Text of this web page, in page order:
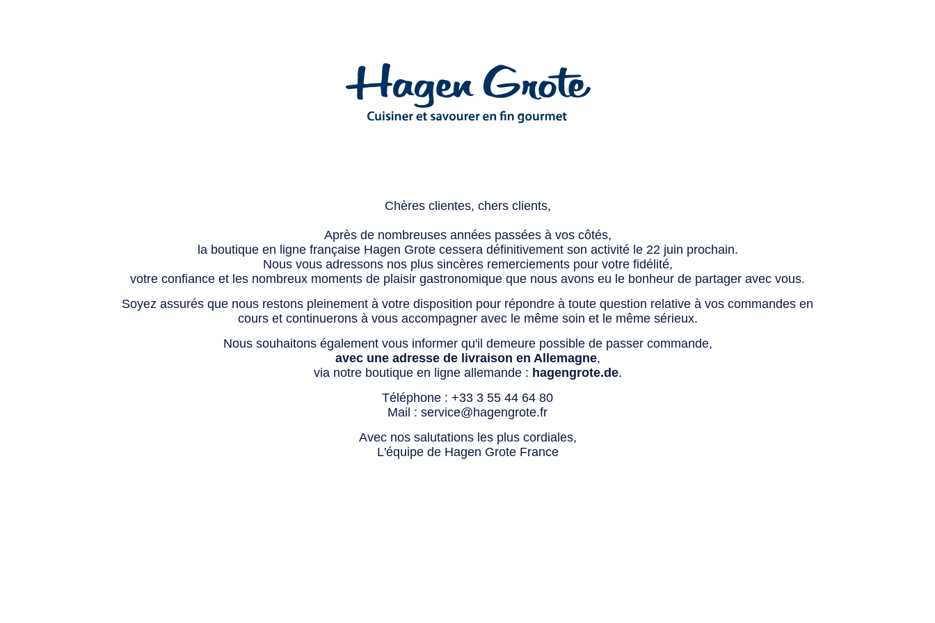
Chères clientes, chers clients,
Après de nombreuses années passées à vos côtés,
la boutique en ligne française Hagen Grote cessera définitivement son activité le 22 juin prochain.
Nous vous adressons nos plus sincères remerciements pour votre fidélité,
votre confiance et les nombreux moments de plaisir gastronomique que nous avons eu le bonheur de partager avec vous.
Soyez assurés que nous restons pleinement à votre disposition pour répondre à toute question relative à vos commandes en
cours et continuerons à vous accompagner avec le même soin et le même sérieux.
Nous souhaitons également vous informer qu'il demeure possible de passer commande,
avec une adresse de livraison en Allemagne,
via notre boutique en ligne allemande : hagengrote.de.
Téléphone : +33 3 55 44 64 80
Mail : service@hagengrote.fr
Avec nos salutations les plus cordiales,
L'équipe de Hagen Grote France